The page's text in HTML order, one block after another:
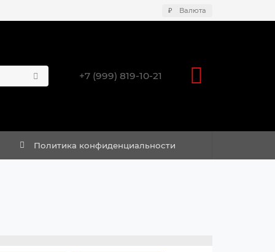
₽ Валюта
+7 (999) 819-10-21
Политика конфиденциальности